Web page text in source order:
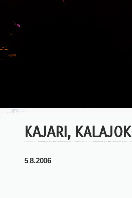
KAJARI, KALAJOKI
5.8.2006